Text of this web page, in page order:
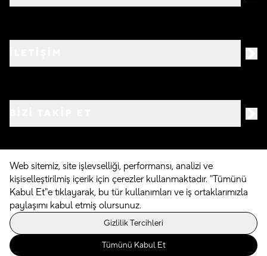
©2026 Crocs.com.tr • Tüm hakları saklıdır
Powered By
Web sitemiz, site işlevselliği, performansı, analizi ve
kişiselleştirilmiş içerik için çerezler kullanmaktadır. "Tümünü
Kabul Et"e tıklayarak, bu tür kullanımları ve iş ortaklarımızla
paylaşımı kabul etmiş olursunuz.
Gizlilik Tercihleri
Tümünü Kabul Et